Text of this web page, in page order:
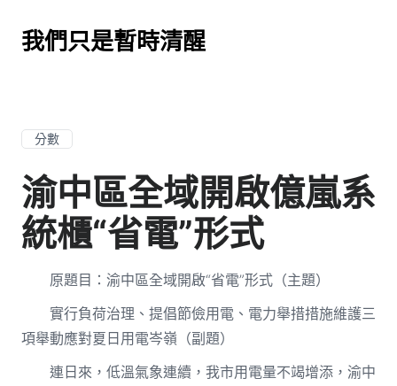
我們只是暫時清醒
分數
渝中區全域開啟億嵐系
統櫃“省電”形式
原題目：渝中區全域開啟“省電”形式（主題）
實行負荷治理、提倡節儉用電、電力舉措措施維護三
項舉動應對夏日用電岑嶺（副題）
連日來，低溫氣象連續，我市用電量不竭增添，渝中